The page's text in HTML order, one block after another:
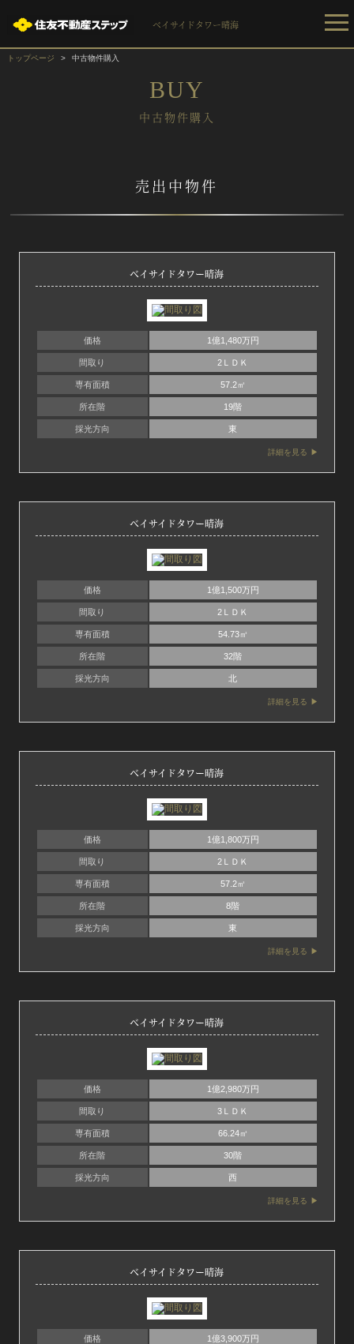
ベイサイドタワー晴海
トップページ 中古物件購入
BUY
中古物件購入
売出中物件
ベイサイドタワー晴海
価格 1億1,480万円
間取り 2ＬＤＫ
専有面積 57.2㎡
所在階 19階
採光方向 東
詳細を見る
ベイサイドタワー晴海
価格 1億1,500万円
間取り 2ＬＤＫ
専有面積 54.73㎡
所在階 32階
採光方向 北
詳細を見る
ベイサイドタワー晴海
価格 1億1,800万円
間取り 2ＬＤＫ
専有面積 57.2㎡
所在階 8階
採光方向 東
詳細を見る
ベイサイドタワー晴海
価格 1億2,980万円
間取り 3ＬＤＫ
専有面積 66.24㎡
所在階 30階
採光方向 西
詳細を見る
ベイサイドタワー晴海
価格 1億3,900万円